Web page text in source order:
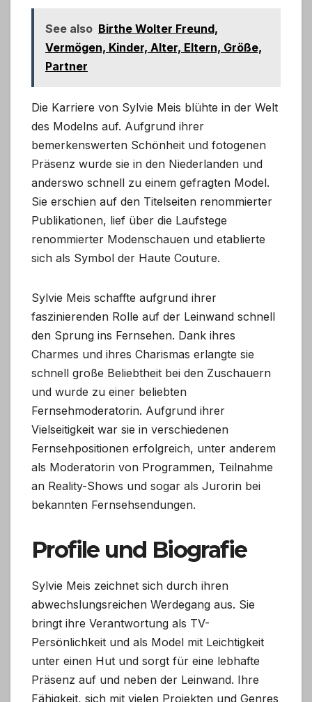
See also Birthe Wolter Freund,
Vermögen, Kinder, Alter, Eltern, Größe,
Partner
Die Karriere von Sylvie Meis blühte in der Welt
des Modelns auf. Aufgrund ihrer
bemerkenswerten Schönheit und fotogenen
Präsenz wurde sie in den Niederlanden und
anderswo schnell zu einem gefragten Model.
Sie erschien auf den Titelseiten renommierter
Publikationen, lief über die Laufstege
renommierter Modenschauen und etablierte
sich als Symbol der Haute Couture.
Sylvie Meis schaffte aufgrund ihrer
faszinierenden Rolle auf der Leinwand schnell
den Sprung ins Fernsehen. Dank ihres
Charmes und ihres Charismas erlangte sie
schnell große Beliebtheit bei den Zuschauern
und wurde zu einer beliebten
Fernsehmoderatorin. Aufgrund ihrer
Vielseitigkeit war sie in verschiedenen
Fernsehpositionen erfolgreich, unter anderem
als Moderatorin von Programmen, Teilnahme
an Reality-Shows und sogar als Jurorin bei
bekannten Fernsehsendungen.
Profile und Biografie
Sylvie Meis zeichnet sich durch ihren
abwechslungsreichen Werdegang aus. Sie
bringt ihre Verantwortung als TV-
Persönlichkeit und als Model mit Leichtigkeit
unter einen Hut und sorgt für eine lebhafte
Präsenz auf und neben der Leinwand. Ihre
Fähigkeit, sich mit vielen Projekten und Genres